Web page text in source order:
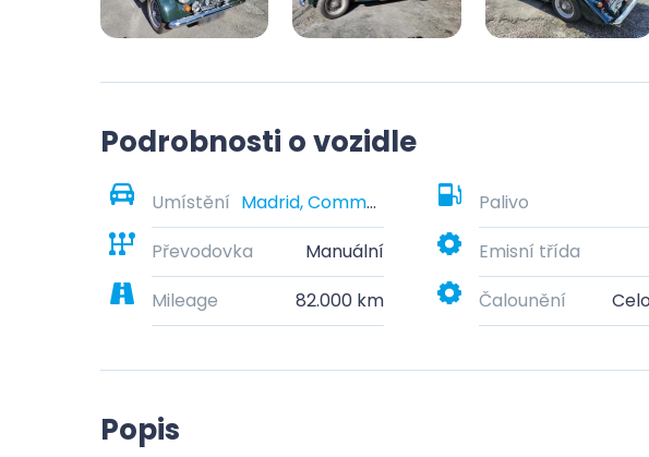
Podrobnosti o vozidle
Umístění Madrid, Community of Madrid, Spain Palivo
Převodovka
Manuální Emisní třída
Mileage
82.000 km Čalounění
Popis